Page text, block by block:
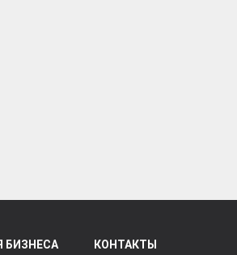
БИЗНЕСА КОНТАКТЫ